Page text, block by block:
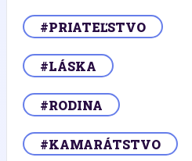
#PRIATEĽSTVO
#LÁSKA
#RODINA
#KAMARÁTSTVO